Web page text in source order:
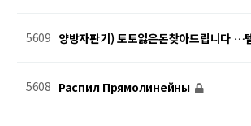
5609 양방자판기) 토토잃은돈찾아드립니다
5608 Распил Прямолинейны